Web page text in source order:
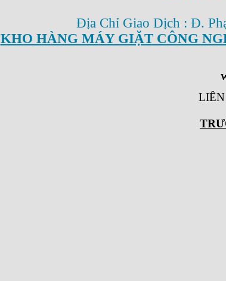
Địa Chỉ Giao Dịch : Đ.
KHO HÀNG MÁY GIẶT CÔNG